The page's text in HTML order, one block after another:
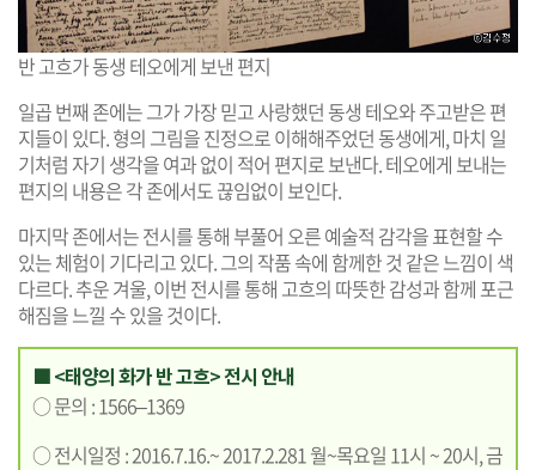
반 고흐가 동생 테오에게 보낸 편지
일곱 번째 존에는 그가 가장 믿고 사랑했던 동생 테오와 주고받은 편
지들이 있다. 형의 그림을 진정으로 이해해주었던 동생에게, 마치 일
기처럼 자기 생각을 여과 없이 적어 편지로 보낸다. 테오에게 보내는
편지의 내용은 각 존에서도 끊임없이 보인다.
마지막 존에서는 전시를 통해 부풀어 오른 예술적 감각을 표현할 수
있는 체험이 기다리고 있다. 그의 작품 속에 함께한 것 같은 느낌이 색
다르다. 추운 겨울, 이번 전시를 통해 고흐의 따뜻한 감성과 함께 포근
해짐을 느낄 수 있을 것이다.
■ <태양의 화가 반 고흐> 전시 안내
○ 문의 : 1566–1369
○ 전시일정 : 2016.7.16.~ 2017.2.281 월~목요일 11시 ~ 20시, 금